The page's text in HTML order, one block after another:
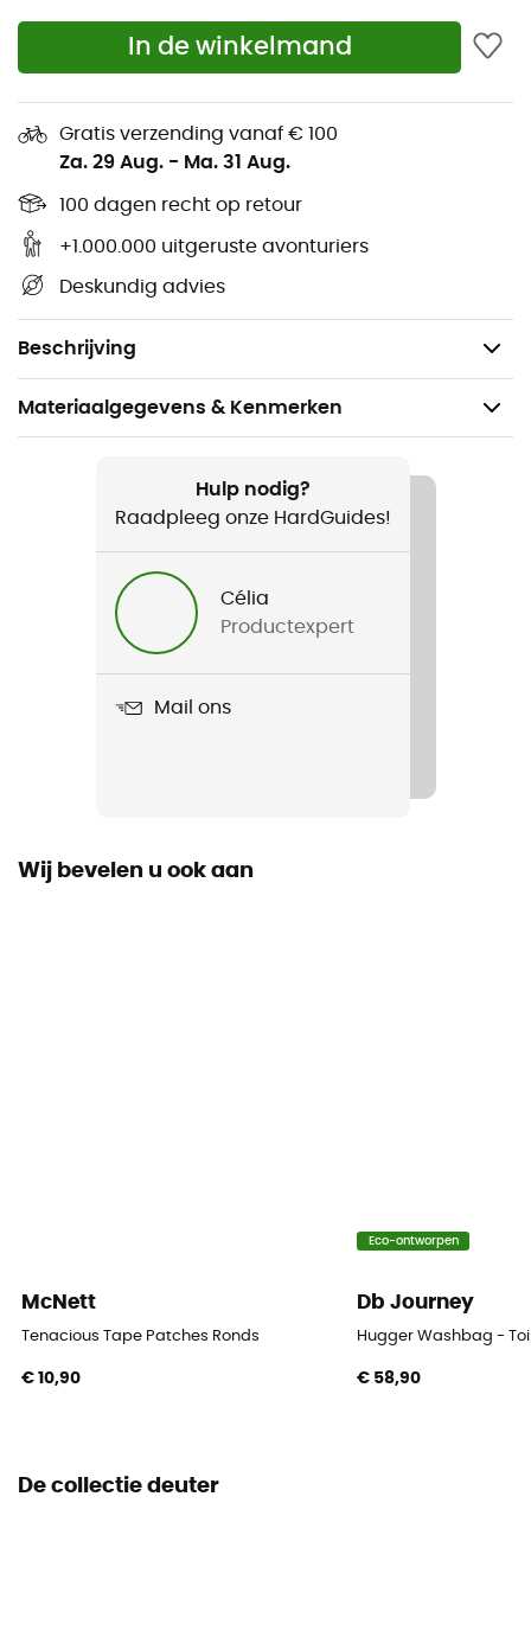
In de winkelmand
Gratis verzending vanaf € 100
Za. 29 Aug. - Ma. 31 Aug.
100 dagen recht op retour
+1.000.000 uitgeruste avonturiers
Deskundig advies
Beschrijving
Hoofdvak met een netvak,
Ritssluiting,
Volume 2 L,
Gewicht: 65 g.
Gebruikte technologie:
Deuter-Taffeta-Nylon
draden voor de regenhoezen van Deuter. Het is licht met
kleine verpakkingsafmetingen. De PU-coating
garandeert een uitstekende waterbestendigheid.
Materiaalgegevens & Kenmerken
Wandelen / Trekking / Reizen / Bergbeklimmen /
Hulp nodig?
Raadpleeg onze HardGuides!
Célia
Productexpert
Mail ons
Wij bevelen u ook aan
McNett
Tenacious Tape Patches Ronds
€ 10,90
Eco-ontworpen
Db Journey
Hugger Washbag -
€ 58,90
De collectie deuter